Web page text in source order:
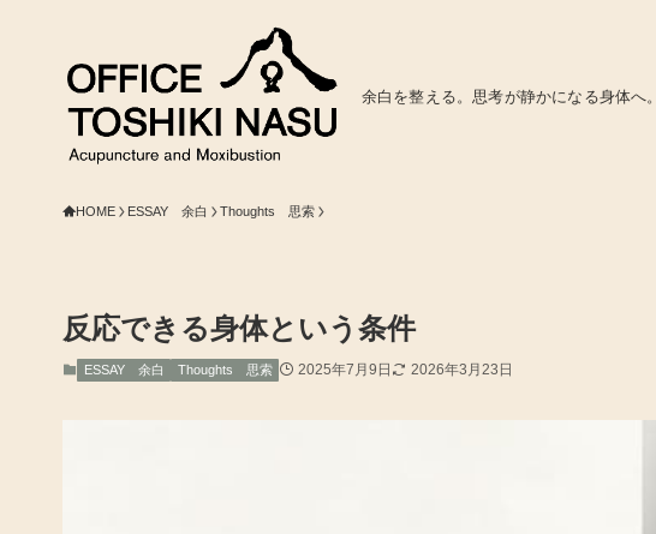
余白を整える。思考が静かになる身体へ。
HOME ESSAY 余白 Thoughts 思索
反応できる身体という条件
ESSAY 余白 Thoughts 思索 2025年7月9日 2026年3月23日